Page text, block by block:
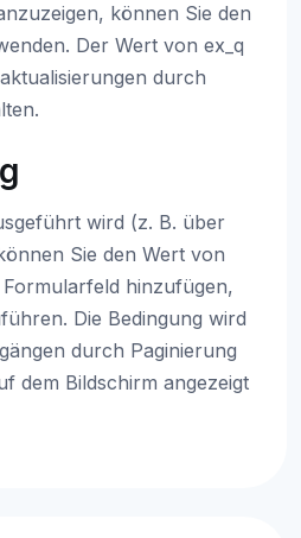
können Sie den
Der Wert von ex_q
durch
wird (z. B. über
Sie den Wert von
hinzufügen,
Die Bedingung wird
durch Paginierung
dem Bildschirm angezeigt